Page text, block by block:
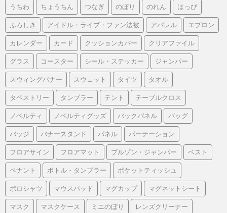
うちわ ちょうちん つなぎ のぼり のれん はっぴ
ふろしき アイドル・ライブ・ファン法被 アパレル エプロン
カレンダー カード クッションカバー クリアファイル
グラス コースター シール・ステッカー ジャンパー
スウィングバナー スウェット タイツ タオル
タペストリー タンブラー テント テーブルクロス
ノベルティ ノベルティグッズ バックパネル バッグ
バッジ バナースタンド パネル パーテーション
フロアサイン フロアマット ブルゾン・ジャンパー ベスト
ペナント ボトル・タンブラー ポケットティッシュ
ポロシャツ マウスパッド マグカップ マグネットシート
マスク マスクケース ミニのぼり レンズクリーナー